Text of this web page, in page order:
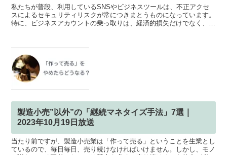
私たちが普段、利用しているSNSやビジネスツールは、不正アクセ
スによるセキュリティリスクが常につきまとうものになっています。
特に、ビジネスアカウントの乗っ取りは、経済的損失だけでなく、ブ
製造小売”以外”の「継続マネタイズ手法」7選｜
2023年10月19日放送
当たり前ですが、製造小売業は「作って売る」ということを生業とし
ているので、毎日毎日、売り続けなければいけません。しかし、モノ